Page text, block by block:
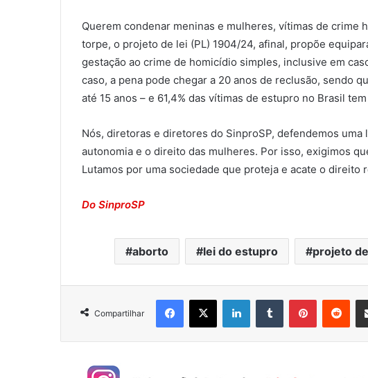
Querem condenar meninas e mulheres, vítimas de crime
torpe, o projeto de lei (PL) 1904/24, afinal, propõe
gestação ao crime de homicídio simples, inclusive em
caso, a pena pode chegar a 20 anos de reclusão, sendo
até 15 anos – e 61,4% das vítimas de estupro no Brasil
Nós, diretoras e diretores do SinproSP, defendemos
autonomia e o direito das mulheres. Por isso, exigimos
Lutamos por uma sociedade que proteja e acate o direito
Do SinproSP
aborto lei do estupro projeto
Compartilhar